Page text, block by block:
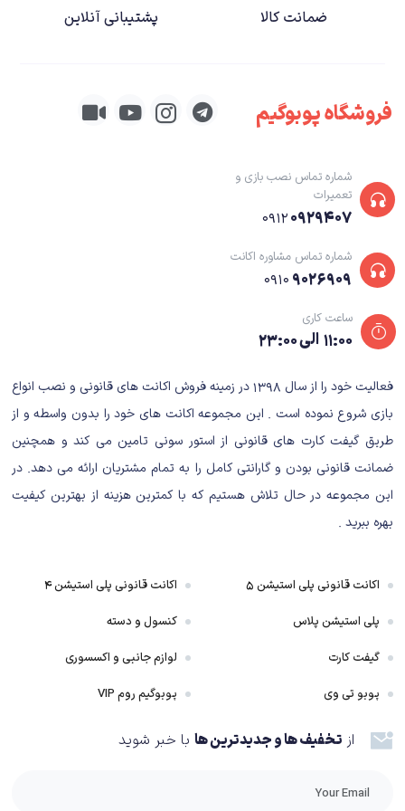
داستان بازی
داستان بازی MW1
بازی پر است از شخصیت هایی که در واقع، به علت ریتم تند روایی، چندان فرصتِ
طوری پیش می رود که این اجازه را به مخاطب می دهد که عاشق شخصیت های
نوین، بهتر و دقیق تر پرداخت می شوند و ضعف هایشان را هم می پوشانند.
ضمانت کالا پشتیبانی آنلاین
فروشگاه پوبوگیم
شماره تماس نصب بازی و
تعمیرات
۰۹۱۲۰۹۲۹۴۰۷
شماره تماس مشاوره اکانت
۰۹۱۰ ۹۰۲۶۹۰۹
ساعت کاری
۱۱:۰۰ الی ۲۳:۰۰
فعالیت خود را از سال ۱۳۹۸ در زمینه فروش اکانت های قانونی و نصب انواع
بازی شروع نموده است . این مجموعه اکانت های خود را بدون واسطه و از
طریق گیفت کارت های قانونی از استور سونی تامین می کند و همچنین
ضمانت قانونی بودن و گارانتی کامل را به تمام مشتریان ارائه می دهد. در
این مجموعه در حال تلاش هستیم که با کمترین هزینه از بهترین کیفیت
بهره ببرید .
اکانت قانونی پلی استیشن ۵
پلی استیشن پلاس
گیفت کارت
پوبو تی وی
اکانت قانونی پلی استیشن ۴
کنسول و دسته
لوازم جانبی و اکسسوری
پوبوگیم روم VIP
از تخفیف ها و جدیدترین ها با خبر شوید